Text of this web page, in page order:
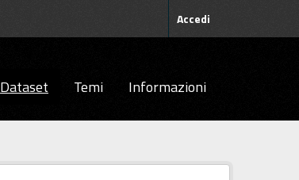
Accedi
Dataset Temi Informazioni